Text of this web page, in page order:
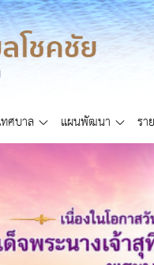
ศบาล แผนพัฒนา รา